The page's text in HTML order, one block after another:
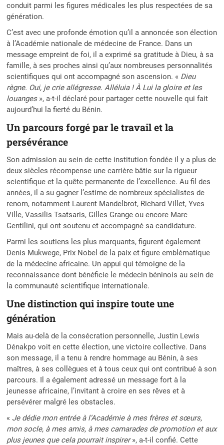
conduit parmi les figures médicales les plus respectées de sa
génération.
C’est avec une profonde émotion qu’il a annoncée son élection
à l’Académie nationale de médecine de France. Dans un
message empreint de foi, il a exprimé sa gratitude à Dieu, à sa
famille, à ses proches ainsi qu’aux nombreuses personnalités
scientifiques qui ont accompagné son ascension. « Dieu
règne. Oui, je crie allégresse. Alléluia ! À Lui la gloire et les
louanges», a-t-il déclaré pour partager cette nouvelle qui fait
aujourd’hui la fierté du Bénin.
Un parcours forgé par le travail et la
persévérance
Son admission au sein de cette institution fondée il y a plus de
deux siècles récompense une carrière bâtie sur la rigueur
scientifique et la quête permanente de l’excellence. Au fil des
années, il a su gagner l’estime de nombreux spécialistes de
renom, notamment Laurent Mandelbrot, Richard Villet, Yves
Ville, Vassilis Tsatsaris, Gilles Grange ou encore Marc
Gentilini, qui ont soutenu et accompagné sa candidature.
Parmi les soutiens les plus marquants, figurent également
Denis Mukwege, Prix Nobel de la paix et figure emblématique
de la médecine africaine. Un appui qui témoigne de la
reconnaissance dont bénéficie le médecin béninois au sein de
la communauté scientifique internationale.
Une distinction qui inspire toute une
génération
Mais au-delà de la consécration personnelle, Justin Lewis
Dénakpo voit en cette élection, une victoire collective. Dans
son message, il a tenu à rendre hommage au Bénin, à ses
maîtres, à ses collègues et à tous ceux qui ont contribué à son
parcours. Il a également adressé un message fort à la
jeunesse africaine, l’invitant à croire en ses rêves et à
persévérer malgré les obstacles.
« Je dédie mon entrée à l’Académie à mes frères et sœurs,
mon socle, à mes amis, à mes camarades de promotion et aux
plus jeunes que cela pourrait inspirer», a-t-il confié. Cette